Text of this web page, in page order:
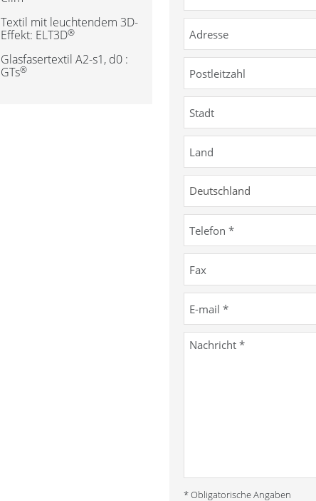
Textil mit leuchtendem 3D-
Effekt: ELT3D®
Glasfasertextil A2-s1, d0 :
GTs®
* Obligatorische Angaben